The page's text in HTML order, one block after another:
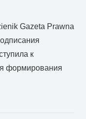
Gazeta Prawna
к
формирования